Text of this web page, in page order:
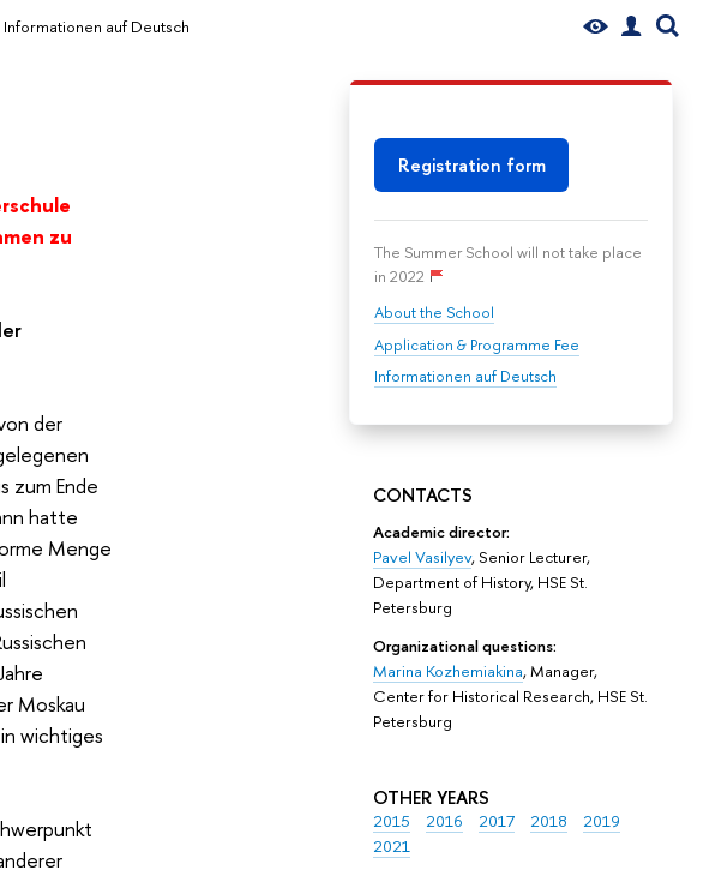
Informationen auf Deutsch
Registration form
The Summer School will not take place
in 2022
About the School
Application & Programme Fee
Informationen auf Deutsch
CONTACTS
Academic director:
Pavel Vasilyev,Senior Lecturer,
Department of History, HSE St.
Petersburg
Organizational questions:
Marina Kozhemiakina, Manager,
Center for Historical Research, HSE St.
Petersburg
OTHER YEARS
2015 2016 2017 2018
2019
2021
zu
der
zum Ende
hatte
Menge
Moskau
wichtiges